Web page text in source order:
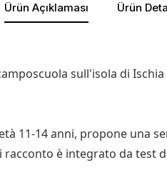
Ürün Açıklaması Ürün
sull'isola di
11-14 anni, propone
è integrato da test